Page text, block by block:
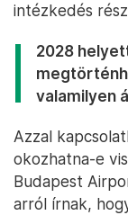
intézkedés
2028
valamilyen
Azzal
okozhatna-e
Budapest
arról írnak,